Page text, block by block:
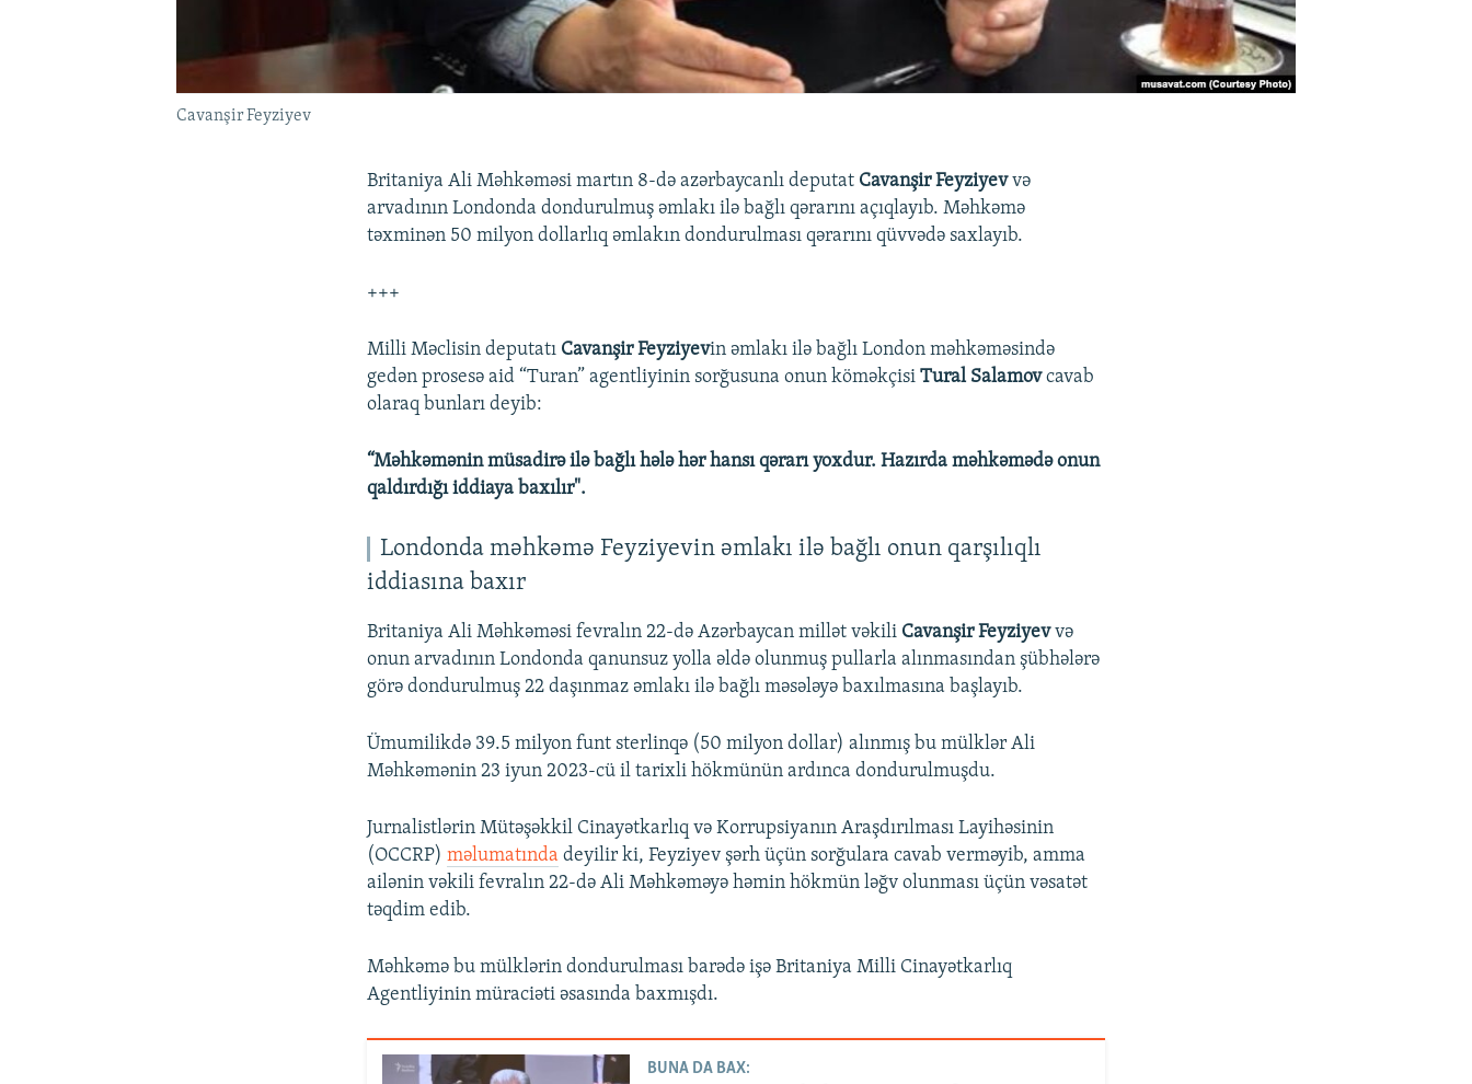
Cavanşir Feyziyev
Britaniya Ali Məhkəməsi martın 8-də azərbaycanlı deputat Cavanşir Feyziyevvə
arvadının Londonda dondurulmuş əmlakı ilə bağlı qərarını açıqlayıb. Məhkəmə
təxminən 50 milyon dollarlıq əmlakın dondurulması qərarını qüvvədə saxlayıb.
+++
Milli Məclisin deputatı Cavanşir Feyziyevin əmlakı ilə bağlı London məhkəməsində
gedən prosesə aid “Turan” agentliyinin sorğusuna onun köməkçisiTural Salamovcavab
olaraq bunları deyib:
“Məhkəmənin müsadirə ilə bağlı hələ hər hansı qərarı yoxdur. Hazırda məhkəmədə onun
qaldırdığı iddiaya baxılır".
Londonda məhkəmə Feyziyevin əmlakı ilə bağlı onun qarşılıqlı
iddiasına baxır
Britaniya Ali Məhkəməsi fevralın 22-də Azərbaycan millət vəkili Cavanşir Feyziyevvə
onun arvadının Londonda qanunsuz yolla əldə olunmuş pullarla alınmasından şübhələrə
görə dondurulmuş 22 daşınmaz əmlakı ilə bağlı məsələyə baxılmasına başlayıb.
Ümumilikdə 39.5 milyon funt sterlinqə (50 milyon dollar) alınmış bu mülklər Ali
Məhkəmənin 23 iyun 2023-cü il tarixli hökmünün ardınca dondurulmuşdu.
Jurnalistlərin Mütəşəkkil Cinayətkarlıq və Korrupsiyanın Araşdırılması Layihəsinin
(OCCRP)məlumatında deyilir ki, Feyziyev şərh üçün sorğulara cavab verməyib, amma
ailənin vəkili fevralın 22-də Ali Məhkəməyə həmin hökmün ləğv olunması üçün vəsatət
təqdim edib.
Məhkəmə bu mülklərin dondurulması barədə işə Britaniya Milli Cinayətkarlıq
Agentliyinin müraciəti əsasında baxmışdı.
BUNA DA BAX: